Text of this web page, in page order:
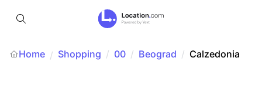
Home / Shopping / 00 / Beograd / Calzedonia